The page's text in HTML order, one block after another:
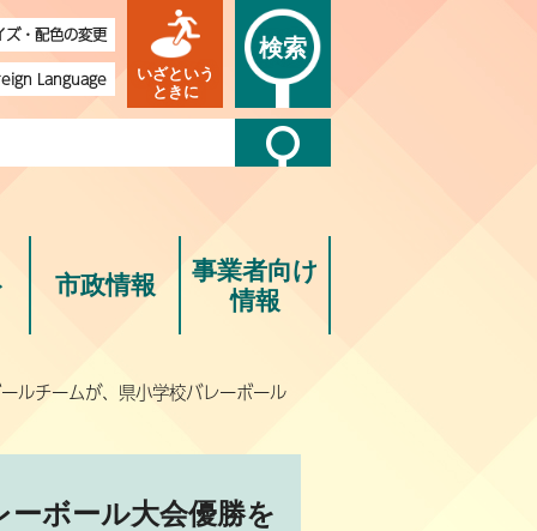
ズ・配色の変更
Language
いざという
ときに
検索
市政情報
事業者向け
情報
ルチームが、県小学校バレーボール
ボール大会優勝を